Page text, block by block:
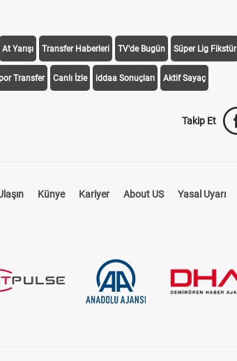
At Yarışı Transfer Haberleri TV'de Bugün Süper Lig Fikstür
Transfer Canlı İzle iddaa Sonuçları Aktif Sayaç
Takip Et
Künye Kariyer About US Yasal Uyarı